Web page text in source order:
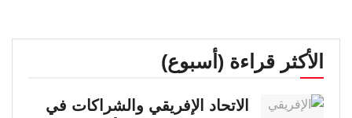
الأكثر قراءة (أسبوع)
الاتحاد الإفريقي والشراكات في